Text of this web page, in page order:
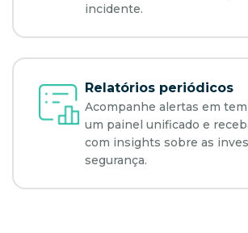
incidente.
Relatórios periódicos
Acompanhe alertas em
um painel unificado e
com insights sobre as
segurança.